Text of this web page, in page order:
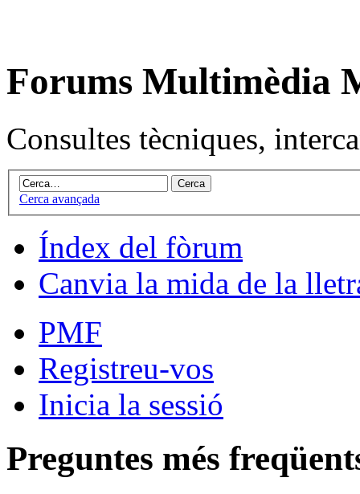
Forums Multimèdia
Consultes tècniques,
Cerca avançada
Índex del fòrum
Canvia la mida de la
PMF
Registreu-vos
Inicia la sessió
Preguntes més